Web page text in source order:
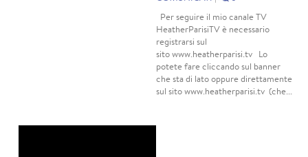
Per seguire il mio canale TV
HeatherParisiTV è necessario
registrarsi sul
sito www.heatherparisi.tv Lo
potete fare cliccando sul banner
che sta di lato oppure direttamente
sul sito www.heatherparisi.tv (che...